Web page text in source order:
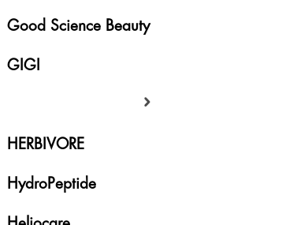
Good Science Beauty
GIGI
HERBIVORE
HydroPeptide
Heliocare